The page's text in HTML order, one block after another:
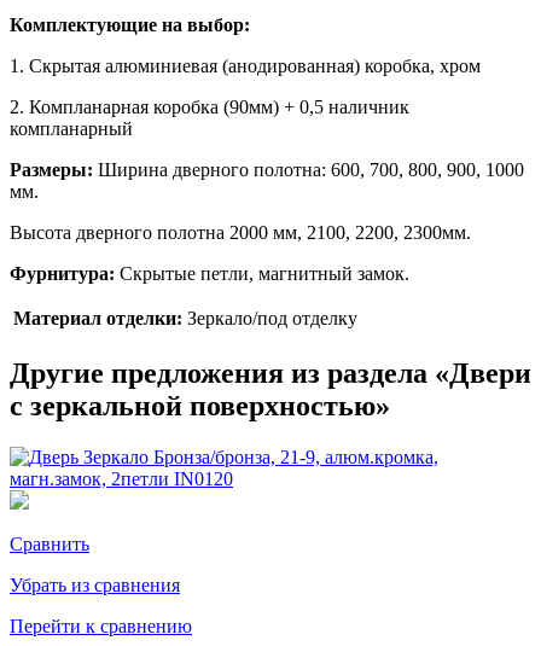
Комплектующие на выбор:
1. Скрытая алюминиевая (анодированная) коробка, хром
2. Компланарная коробка (90мм) + 0,5 наличник
компланарный
Размеры: Ширина дверного полотна: 600, 700, 800, 900, 1000
мм.
Высота дверного полотна 2000 мм, 2100, 2200, 2300мм.
Фурнитура: Скрытые петли, магнитный замок.
Материал отделки: Зеркало/под отделку
Другие предложения из раздела «Двери
с зеркальной поверхностью»
Сравнить
Убрать из сравнения
Перейти к сравнению